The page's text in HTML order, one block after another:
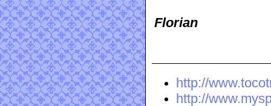
Florian
http://
http://